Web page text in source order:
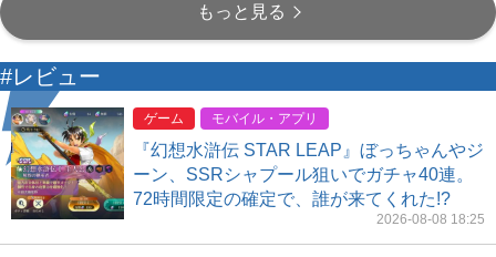
もっと見る
#レビュー
ゲーム モバイル・アプリ
『幻想水滸伝 STAR LEAP』ぼっちゃんやジ
ーン、SSRシャプール狙いでガチャ40連。
72時間限定の確定で、誰が来てくれた!?
2026-08-08 18:25